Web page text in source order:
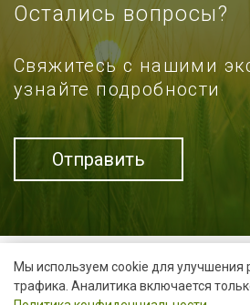
Остались вопросы?
Свяжитесь с нашими
узнайте подробности
Отправить
Мы используем cookie для улучшения
трафика. Аналитика включается